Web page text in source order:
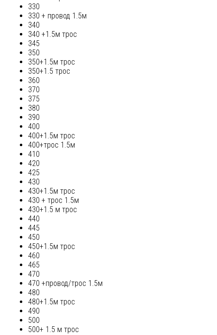
330
330 + провод 1.5м
340
340 +1.5м трос
345
350
350+1.5м трос
350+1.5 трос
360
370
375
380
390
400
400+1.5м трос
400+трос 1.5м
410
420
425
430
430+1.5м трос
430 + трос 1.5м
430+1.5 м трос
440
445
450
450+1.5м трос
460
465
470
470 +провод/трос 1.5м
480
480+1.5м трос
490
500
500+ 1.5 м трос